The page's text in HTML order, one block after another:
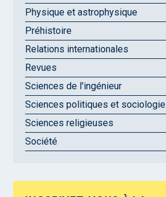
Physique et astrophysique
Préhistoire
Relations internationales
Revues
Sciences de l'ingénieur
Sciences politiques et sociologie
Sciences religieuses
Société